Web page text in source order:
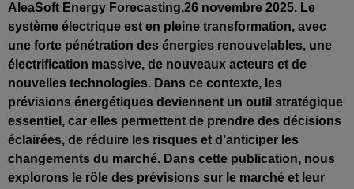
AleaSoft Energy Forecasting,26 novembre 2025. Le
système électrique est en pleine transformation, avec
une forte pénétration des énergies renouvelables, une
électrification massive, de nouveaux acteurs et de
nouvelles technologies. Dans ce contexte, les
prévisions énergétiques deviennent un outil stratégique
essentiel, car elles permettent de prendre des décisions
éclairées, de réduire les risques et d’anticiper les
changements du marché. Dans cette publication, nous
explorons le rôle des prévisions sur le marché et leur